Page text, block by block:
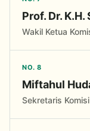
Prof. Dr.
Wakil Ketua
NO. 8
Miftahul
Sekretaris